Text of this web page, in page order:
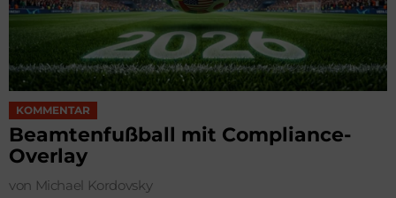
KOMMENTAR
Beamtenfußball mit Compliance-
Overlay
von Michael Kordovsky